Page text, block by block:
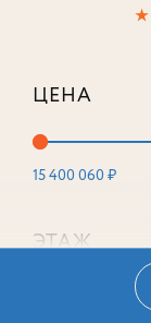
★
ЦЕНА
15 400 060 ₽
ЭТАЖ